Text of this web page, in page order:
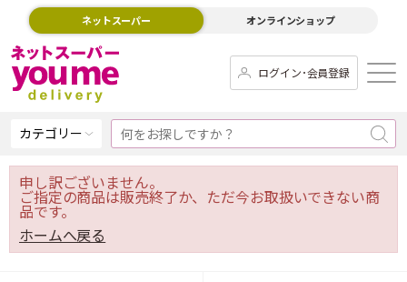
ネットスーパー オンラインショップ
ログイン･会員登録
カテゴリー
申し訳ございません。
ご指定の商品は販売終了か、ただ今お取扱いできない商
品です。
ホームへ戻る